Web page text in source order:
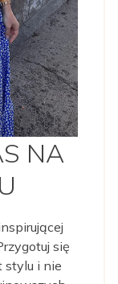
NA
się
stylu i nie